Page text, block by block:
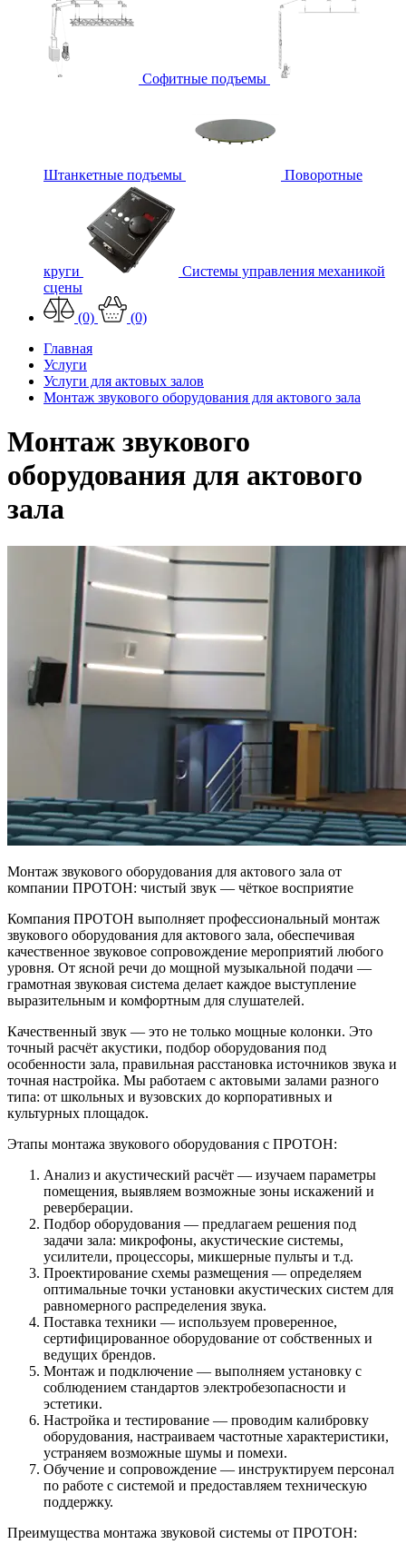
Софитные подъемы
Штанкетные подъемы Поворотные
круги
Системы управления механикой
сцены
(0)
(0)
Главная
Услуги
Услуги для актовых залов
Монтаж звукового оборудования для актового зала
Монтаж звукового
оборудования для актового
зала
Монтаж звукового оборудования для актового зала от
компании ПРОТОН: чистый звук — чёткое восприятие
Компания ПРОТОН выполняет профессиональный монтаж
звукового оборудования для актового зала, обеспечивая
качественное звуковое сопровождение мероприятий любого
уровня. От ясной речи до мощной музыкальной подачи —
грамотная звуковая система делает каждое выступление
выразительным и комфортным для слушателей.
Качественный звук — это не только мощные колонки. Это
точный расчёт акустики, подбор оборудования под
особенности зала, правильная расстановка источников звука и
точная настройка. Мы работаем с актовыми залами разного
типа: от школьных и вузовских до корпоративных и
культурных площадок.
Этапы монтажа звукового оборудования с ПРОТОН:
Анализ и акустический расчёт — изучаем параметры
помещения, выявляем возможные зоны искажений и
реверберации.
Подбор оборудования — предлагаем решения под
задачи зала: микрофоны, акустические системы,
усилители, процессоры, микшерные пульты и т.д.
Проектирование схемы размещения — определяем
оптимальные точки установки акустических систем для
равномерного распределения звука.
Поставка техники — используем проверенное,
сертифицированное оборудование от собственных и
ведущих брендов.
Монтаж и подключение — выполняем установку с
соблюдением стандартов электробезопасности и
эстетики.
Настройка и тестирование — проводим калибровку
оборудования, настраиваем частотные характеристики,
устраняем возможные шумы и помехи.
Обучение и сопровождение — инструктируем персонал
по работе с системой и предоставляем техническую
поддержку.
Преимущества монтажа звуковой системы от ПРОТОН: